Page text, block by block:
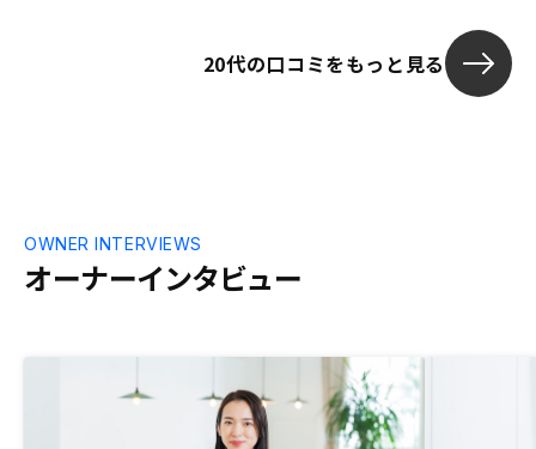
いただいたので今後もしっかりお付き合い
きっかけとな
え、相対的に
断し、勉強の
20代の口コミをもっと見る
オーナーインタビュー
OWNER INTERVIEWS